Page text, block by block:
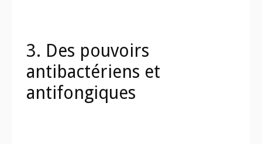
3. Des pouvoirs
antibactériens et
antifongiques